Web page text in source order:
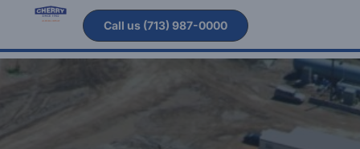
Call us (713) 987-0000